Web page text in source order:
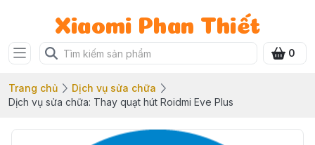
Xiaomi Phan Thiết
0
Trang chủ
Dịch vụ sửa chữa
Dịch vụ sửa chữa: Thay quạt hút Roidmi Eve Plus